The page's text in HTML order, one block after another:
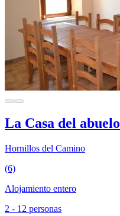
La Casa del abuelo
Hornillos del Camino
(6)
Alojamiento entero
2 - 12 personas